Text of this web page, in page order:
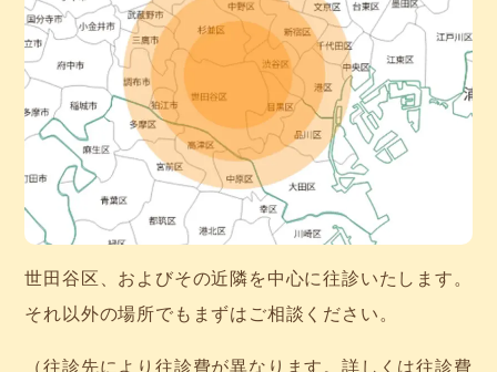
世田谷区、およびその近隣を中心に往診いたします。
それ以外の場所でもまずはご相談ください。
（往診先により往診費が異なります。詳しくは往診費